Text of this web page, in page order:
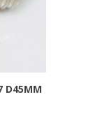
D45ММ